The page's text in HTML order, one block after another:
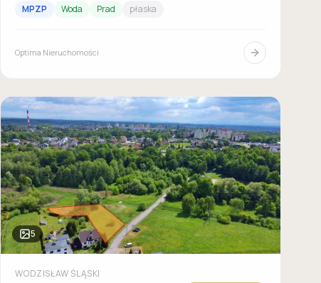
MPZP Woda Prad płaska
Optima Nieruchomości
5
WODZISŁAW ŚLĄSKI